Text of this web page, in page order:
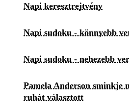
Napi keresztrejtvény
Napi sudoku - könnyebb
Napi sudoku - nehezebb
Pamela Anderson sminkje
ruhát választott